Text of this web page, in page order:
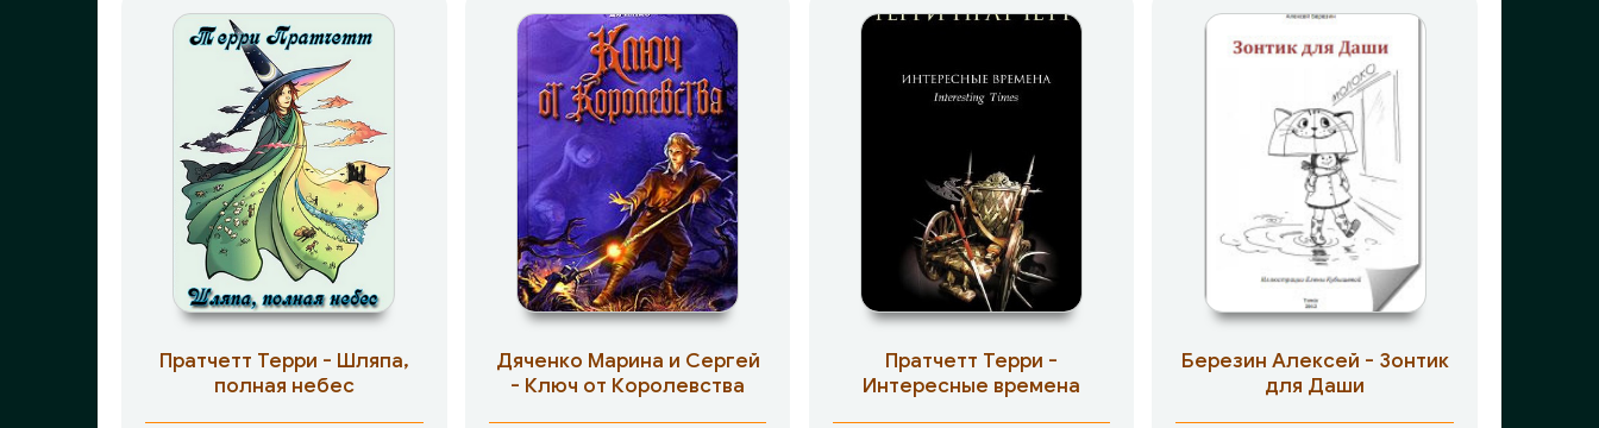
благородный, вроде Робина
Гуда от искусства, он
необыкновенно
интеллектуальный и
обаятельный мошенник.
Авантюрная судьба
Кордовина Захара
показывает сюжет его жизни
как захватывающий триллер.
Событиясменяют друг-друга,
не давая овлечься читателю.
Иерусалим и Рим, Винница и
Питер, Кордова, Толедо, и
Ватикан показаны автором с
удевляющей точностью
колесиках и т.д. и
т.п. Прекрасная прививка от
детских страхов — смех!
Весь кайф в маленьких
историях внутри!
Пратчетт Терри - Шляпа,
полная небес
Дяченко Марина и Сергей
- Ключ от Королевства
Пратчетт Терри -
Интересные времена
Березин Алексей - Зонтик
для Даши